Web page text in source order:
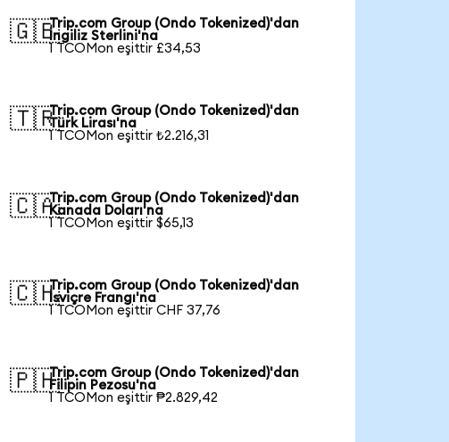
🇬🇧Trip.com Group (Ondo Tokenized)'dan
İngiliz Sterlini'na
1 TCOMon eşittir £34,53
🇹🇷Trip.com Group (Ondo Tokenized)'dan
Türk Lirası'na
1 TCOMon eşittir ₺2.216,31
🇨🇦Trip.com Group (Ondo Tokenized)'dan
Kanada Doları'na
1 TCOMon eşittir $65,13
🇨🇭Trip.com Group (Ondo Tokenized)'dan
İsviçre Frangı'na
1 TCOMon eşittir CHF 37,76
🇵🇭Trip.com Group (Ondo Tokenized)'dan
Filipin Pezosu'na
1 TCOMon eşittir ₱2.829,42